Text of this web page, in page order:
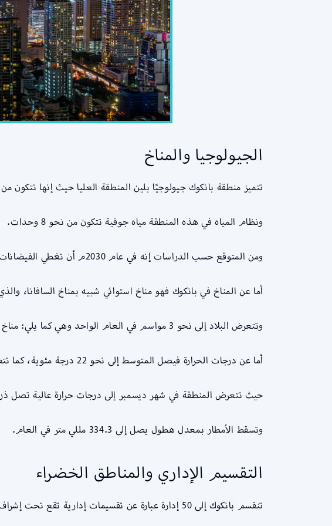
الجيولوجيا والمناخ
تتميز منطقة بانكوك جيولوجيًا بلين المنطقة العليا حيث إنها تتكون
ونظام المياه في هذه المنطقة مياه جوفية تتكون من نحو 8 وحدات.
ومن المتوقع حسب الدراسات إنه في عام 2030م أن تغطي الفيضانات هذه المنطقة.
أما عن المناخ في بانكوك فهو مناخ استوائي شبيه بمناخ السافانا،
وتتعرض البلاد إلى نحو 3 مواسم في العام الواحد وهي كما يلي: مناخ ساخن، ومناخ بارد، ومناخ ممطر.
أما عن درجات الحرارة فيصل المتوسط إلى نحو 22 درجة مئوية، كما تتعرض إلى طقس شديد الحرارة.
حيث تتعرض المنطقة في شهر ديسمبر إلى درجات حرارة عالية تصل ذروتها إلى نحو
وتسقط الأمطار بمعدل هطول يصل إلى 334.3 مللي متر في العام.
التقسيم الإداري والمناطق الخضراء
تنقسم بانكوك إلى 50 إدارة عبارة عن تقسيمات إدارية تقع تحت إشراف منظمة (نقد البحرين).